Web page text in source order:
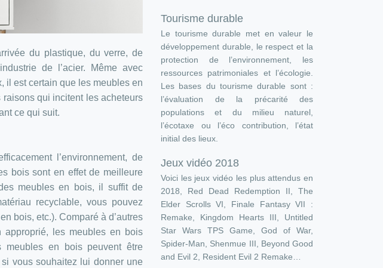
du plastique, du verre, de
de l’acier. Même avec
il est certain que les meubles en
qui incitent les acheteurs
ce qui suit.
l’environnement, de
bois sont en effet de meilleure
meubles en bois, il suffit de
recyclable, vous pouvez
bois, etc.). Comparé à d’autres
approprié, les meubles en bois
meubles en bois peuvent être
vous souhaitez lui donner une
Tourisme durable
Le tourisme durable met en valeur le
développement durable, le respect et la
protection de l’environnement, les
ressources patrimoniales et l’écologie.
Les bases du tourisme durable sont :
l’évaluation de la précarité des
populations et du milieu naturel,
l’écotaxe ou l’éco contribution, l’état
initial des lieux.
Jeux vidéo 2018
Voici les jeux vidéo les plus attendus en
2018, Red Dead Redemption II, The
Elder Scrolls VI, Finale Fantasy VII :
Remake, Kingdom Hearts III, Untitled
Star Wars TPS Game, God of War,
Spider-Man, Shenmue III, Beyond Good
and Evil 2, Resident Evil 2 Remake…